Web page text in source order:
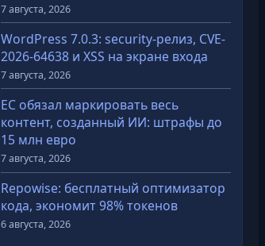
7 августа, 2026
WordPress 7.0.3: security-релиз, CVE-
2026-64638 и XSS на экране входа
7 августа, 2026
ЕС обязал маркировать весь
контент, созданный ИИ: штрафы до
15 млн евро
7 августа, 2026
Repowise: бесплатный оптимизатор
кода, экономит 98% токенов
6 августа, 2026